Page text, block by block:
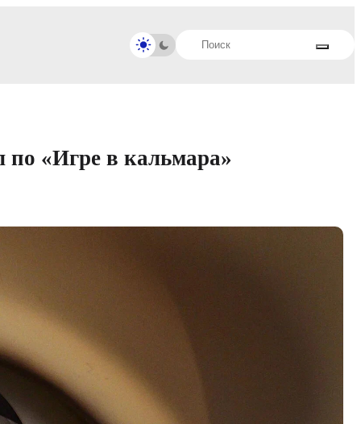
«Игре в кальмара»